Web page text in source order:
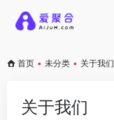
首页 • 未分类 • 关于我们
关于我们